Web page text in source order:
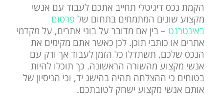
הקמת נכס דיגיטלי תחייב אתכם לעבוד עם אנשי
מקצוע שונים המתמחים בתחום של פרסום
באינטרנט – בין אם מדובר על בוני אתרים, על מקדמי
אתרים או כותבי תוכן. לכן כאשר אתם מקימים את
הנכס שלכם, תשתדלו כל הזמן לעבוד אך ורק עם
אנשי מקצוע מהשורה הראשונה. כך תוכלו להיות
בטוחים כי ההצלחה תהיה בהישג יד, וכי הניסיון של
אותם אנשי מקצוע ישחק לטובתכם.